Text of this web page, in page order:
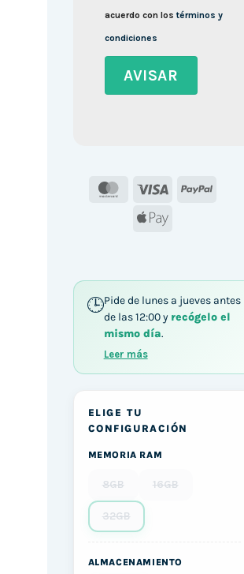
acuerdo con lostérminos y
condiciones
MasterCard
Visa
PayPal
Apple
Pide de lunes a jueves antes
de las 12:00 y recógelo el
mismo día.
Leer más
ELIGE TU
CONFIGURACIÓN
MEMORIA RAM
8GB 16GB
32GB
ALMACENAMIENTO